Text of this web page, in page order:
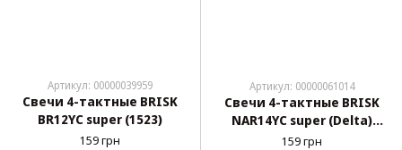
Артикул: 00000039959
Свечи 4-тактные BRISK
BR12YC super (1523)
159 грн
Артикул: 00000061014
Свечи 4-тактные BRISK
NAR14YC super (Delta)
(1551)
159 грн